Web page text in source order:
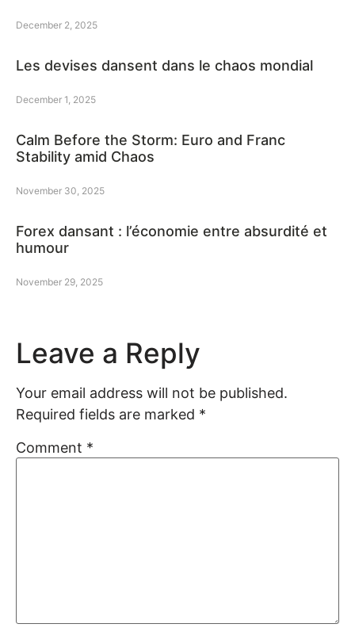
December 2, 2025
Les devises dansent dans le chaos mondial
December 1, 2025
Calm Before the Storm: Euro and Franc
Stability amid Chaos
November 30, 2025
Forex dansant : l’économie entre absurdité et
humour
November 29, 2025
Leave a Reply
Your email address will not be published.
Required fields are marked *
Comment *